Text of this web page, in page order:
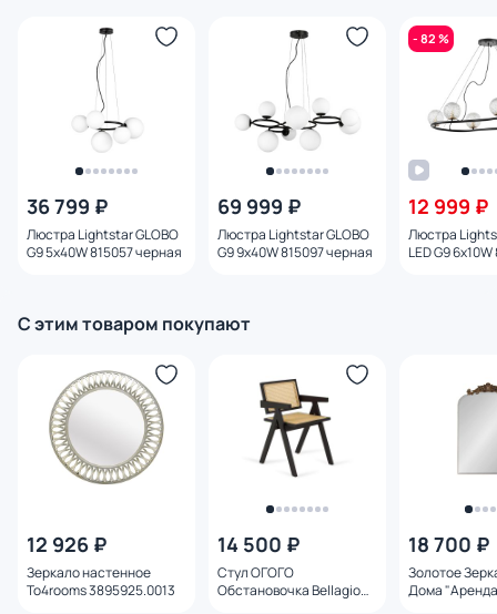
36 799 ₽
Люстра Lightstar GLOBO
G9 5х40W 815057 черная
69 999 ₽
Люстра Lightstar GLOBO
G9 9х40W 815097 черная
- 82 %
12 999 ₽
Люстра
LED G9
С этим товаром покупают
12 926 ₽
Зеркало настенное
To4rooms 3895925.0013
14 500 ₽
Стул ОГОГО
Обстановочка Bellagio
18 700 ₽
Золотое
Дома